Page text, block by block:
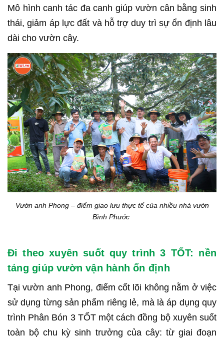
Mô hình canh tác đa canh giúp vườn cân bằng sinh
thái, giảm áp lực đất và hỗ trợ duy trì sự ổn định lâu
dài cho vườn cây.
Vườn anh Phong – điểm giao lưu thực tế của nhiều nhà vườn
Bình Phước
Đi theo xuyên suốt quy trình 3 TỐT: nền
tảng giúp vườn vận hành ổn định
Tại vườn anh Phong, điểm cốt lõi không nằm ở việc
sử dụng từng sản phẩm riêng lẻ, mà là áp dụng quy
trình Phân Bón 3 TỐT một cách đồng bộ xuyên suốt
toàn bộ chu kỳ sinh trưởng của cây: từ giai đoạn